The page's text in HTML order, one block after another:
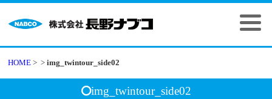
HOME > >img_twintour_side02
img_twintour_side02